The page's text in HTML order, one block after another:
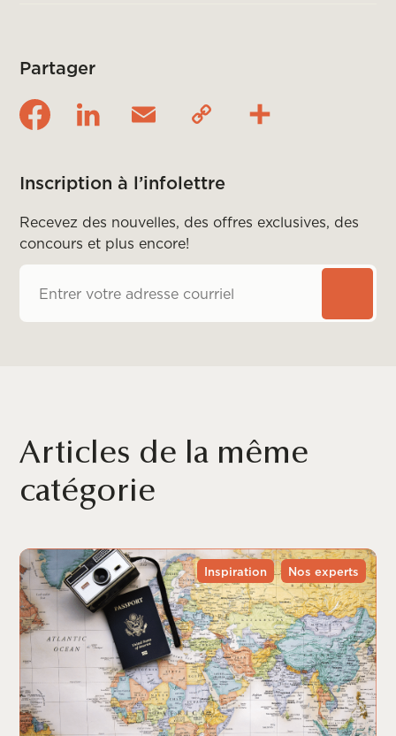
Partager
Inscription à l’infolettre
Recevez des nouvelles, des offres exclusives, des
concours et plus encore!
Articles de la même
catégorie
Inspiration Nos experts